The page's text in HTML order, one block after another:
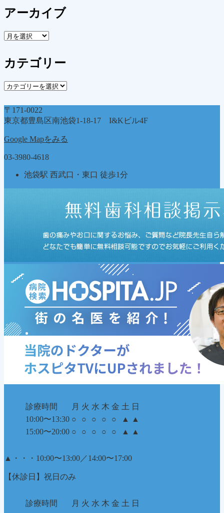
アーカイブ
ア
カ
イ
カテゴリー
カ
ゴ
リ
〒171-0022
東京都豊島区南池袋1-18-17 I&Kビル4F
Google Mapをみる
03-3980-4618
池袋駅 西武口・東口 徒歩1分
診療時間 月 火 水 木 金 土 日
10:00〜13:30 ○ ○ ○ ○ ○ ▲
▲
15:00〜20:00 ○ ○ ○ ○ ○ ▲ ▲
▲ ・・・10:00〜13:00／14:00〜17:00
【休診日】祝日のみ
診療時間 月 火 水 木 金 土 日